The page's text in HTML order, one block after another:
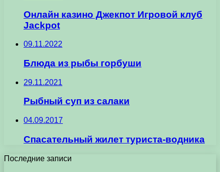
Онлайн казино Джекпот Игровой клуб
Jackpot
09.11.2022
Блюда из рыбы горбуши
29.11.2021
Рыбный суп из салаки
04.09.2017
Спасательный жилет туриста-водника
Последние записи